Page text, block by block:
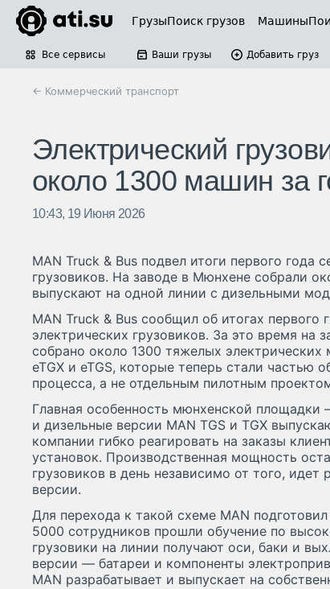
ГрузыПоиск грузов Машины
Все сервисы Ваши грузы Добавить груз
← Коммерческий транспорт
Электрический
около 1300 машин за
10:43, 19 Июня 2026
MAN Truck & Bus подвел итоги первого года
грузовиков. На заводе в Мюнхене собрали
выпускают на одной линии с дизельными
MAN Truck & Bus сообщил об итогах первого
электрических грузовиков. За это время на
собрано около 1300 тяжелых
eTGX и eTGS, которые теперь стали частью
процесса, а не отдельным пилотным
Главная особенность мюнхенской
и дизельные версии MAN TGS и TGX
компании гибко реагировать на заказы
установок. Производственная мощность
грузовиков в день независимо от того, идет
версии.
Для перехода к такой схеме MAN
5000 сотрудников прошли обучение по
грузовики на линии получают оси, баки и
версии — батареи и компоненты
MAN разрабатывает и выпускает на